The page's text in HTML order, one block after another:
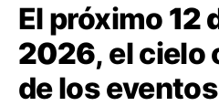
El próximo 12
2026, el cielo
de los eventos